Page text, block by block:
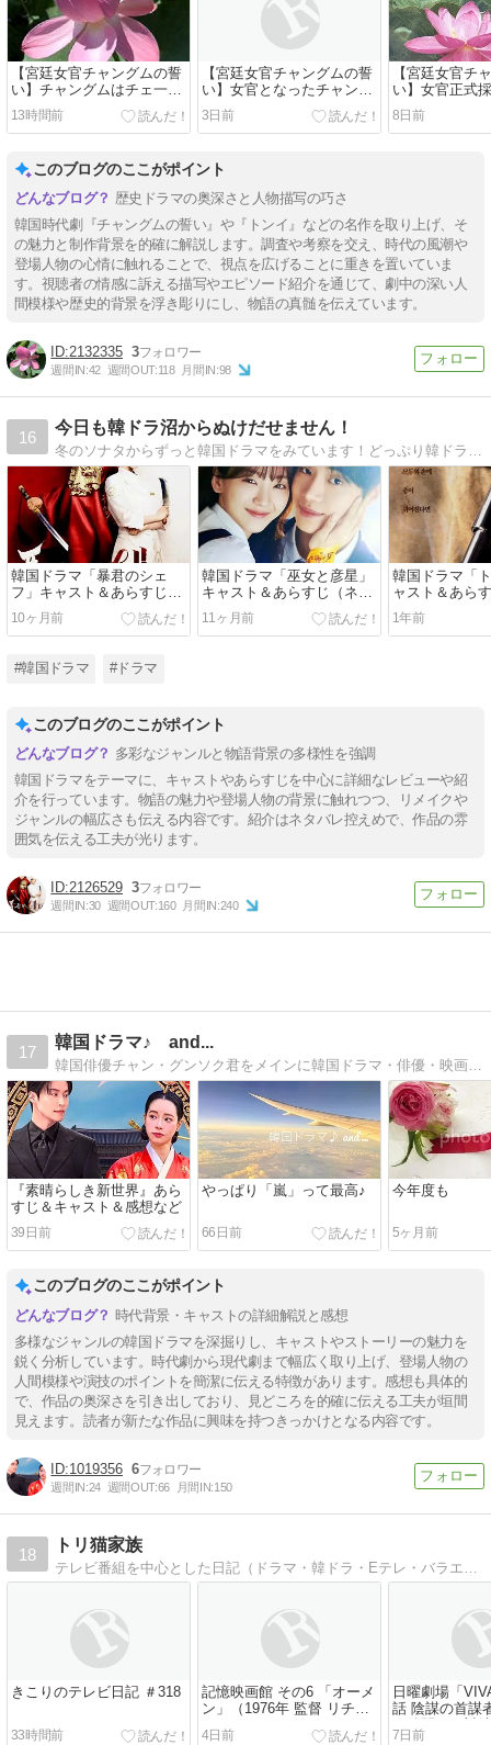
【宮廷女官チャングムの誓
い】チャングムはチェ一族
の「呪いの札」の陰謀に巻
き込まれる！
13時間前
【宮廷女官チャングムの誓
い】女官となったチャング
ム、王の野営料理で冷麺作
りに挑む！
3日前
【宮廷女官チ
い】女官正式
ャングムが見
心」に感動！
8日前
このブログのここがポイント
歴史ドラマの奥深さと人物描写の巧さ
韓国時代劇『チャングムの誓い』や『トンイ』などの名作を取り上げ、そ
の魅力と制作背景を的確に解説します。調査や考察を交え、時代の風潮や
登場人物の心情に触れることで、視点を広げることに重きを置いていま
す。視聴者の情感に訴える描写やエピソード紹介を通じて、劇中の深い人
間模様や歴史的背景を浮き彫りにし、物語の真髄を伝えています。
2132335 3
週間IN:42 週間OUT:118 月間IN:98
16
今日も韓ドラ沼からぬけだせません！
韓国ドラマ「暴君のシェ
フ」キャスト＆あらすじ
（ネタバレなし）
10ヶ月前
韓国ドラマ「巫女と彦星」
キャスト＆あらすじ（ネタ
バレなし）
11ヶ月前
韓国ドラマ「
ャスト＆あら
タバレなし）
1年前
#韓国ドラマ #ドラマ
このブログのここがポイント
多彩なジャンルと物語背景の多様性を強調
韓国ドラマをテーマに、キャストやあらすじを中心に詳細なレビューや紹
介を行っています。物語の魅力や登場人物の背景に触れつつ、リメイクや
ジャンルの幅広さも伝える内容です。紹介はネタバレ控えめで、作品の雰
囲気を伝える工夫が光ります。
2126529 3
週間IN:30 週間OUT:160 月間IN:240
17
韓国ドラマ♪ and...
韓国俳優チャン・グンソク君をメインに韓国ドラマ・俳優・映画・K-POPなど。パク・ソジュンも推し♪日々の生活の出来事なども綴っています。
『素晴らしき新世界』あら
すじ＆キャスト＆感想など
39日前
やっぱり「嵐」って最高♪
66日前
今年度も
5ヶ月前
このブログのここがポイント
時代背景・キャストの詳細解説と感想
多様なジャンルの韓国ドラマを深掘りし、キャストやストーリーの魅力を
鋭く分析しています。時代劇から現代劇まで幅広く取り上げ、登場人物の
人間模様や演技のポイントを簡潔に伝える特徴があります。感想も具体的
で、作品の奥深さを引き出しており、見どころを的確に伝える工夫が垣間
見えます。読者が新たな作品に興味を持つきっかけとなる内容です。
1019356 6
週間IN:24 週間OUT:66 月間IN:150
18
トリ猫家族
きこりのテレビ日記 ＃318
33時間前
記憶映画館 その6 「オーメ
ン」（1976年 監督 リチャ
ード・ドナー）
4日前
日曜劇場「
話 陰謀の首謀
な仲間との対峙
7日前